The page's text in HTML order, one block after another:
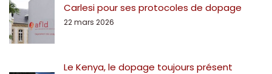
Carlesi pour ses protocoles de dopage
22 mars 2026
Le Kenya, le dopage toujours présent